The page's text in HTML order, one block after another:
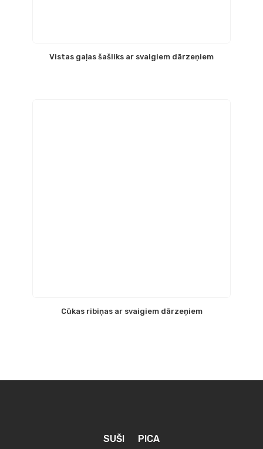
Vistas gaļas šašliks ar svaigiem dārzeņiem
Cūkas ribiņas ar svaigiem dārzeņiem
SUŠI PICA